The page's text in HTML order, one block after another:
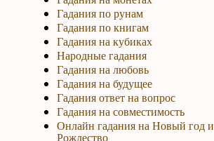
Гадания по рунам
Гадания по книгам
Гадания на кубиках
Народные гадания
Гадания на любовь
Гадания на будущее
Гадания ответ на вопрос
Гадания на совместимость
Онлайн гадания на Новый год и
Рождество